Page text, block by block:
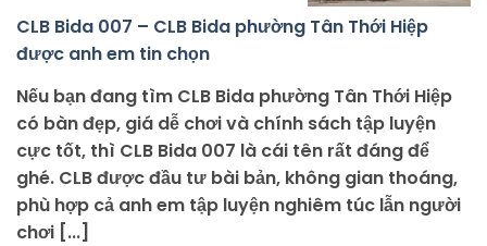
CLB Bida 007 – CLB Bida phường Tân Thới Hiệp
được anh em tin chọn
Nếu bạn đang tìm CLB Bida phường Tân Thới Hiệp
có bàn đẹp, giá dễ chơi và chính sách tập luyện
cực tốt, thì CLB Bida 007 là cái tên rất đáng để
ghé. CLB được đầu tư bài bản, không gian thoáng,
phù hợp cả anh em tập luyện nghiêm túc lẫn người
chơi [...]